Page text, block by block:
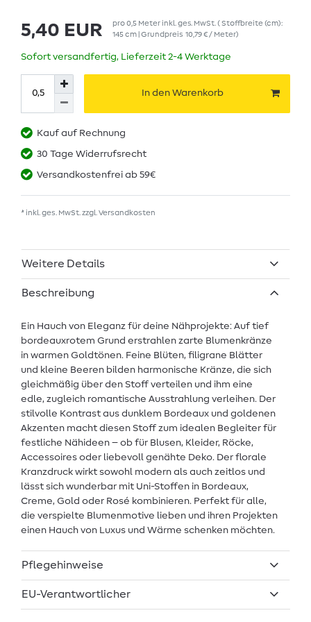
5,40 EUR pro0,5 Meterinkl. ges. MwSt. ( Stoffbreite (cm):
145 cm | Grundpreis 10,79 € / Meter)
Sofort versandfertig, Lieferzeit 2-4 Werktage
In den Warenkorb
Kauf auf Rechnung
30 Tage Widerrufsrecht
Versandkostenfrei ab 59€
* inkl. ges. MwSt. zzgl. Versandkosten
Weitere Details
Beschreibung
Ein Hauch von Eleganz für deine Nähprojekte: Auf tief
bordeauxrotem Grund erstrahlen zarte Blumenkränze
in warmen Goldtönen. Feine Blüten, filigrane Blätter
und kleine Beeren bilden harmonische Kränze, die sich
gleichmäßig über den Stoff verteilen und ihm eine
edle, zugleich romantische Ausstrahlung verleihen. Der
stilvolle Kontrast aus dunklem Bordeaux und goldenen
Akzenten macht diesen Stoff zum idealen Begleiter für
festliche Nähideen – ob für Blusen, Kleider, Röcke,
Accessoires oder liebevoll genähte Deko. Der florale
Kranzdruck wirkt sowohl modern als auch zeitlos und
lässt sich wunderbar mit Uni-Stoffen in Bordeaux,
Creme, Gold oder Rosé kombinieren. Perfekt für alle,
die verspielte Blumenmotive lieben und ihren Projekten
einen Hauch von Luxus und Wärme schenken möchten.
Pflegehinweise
EU-Verantwortlicher